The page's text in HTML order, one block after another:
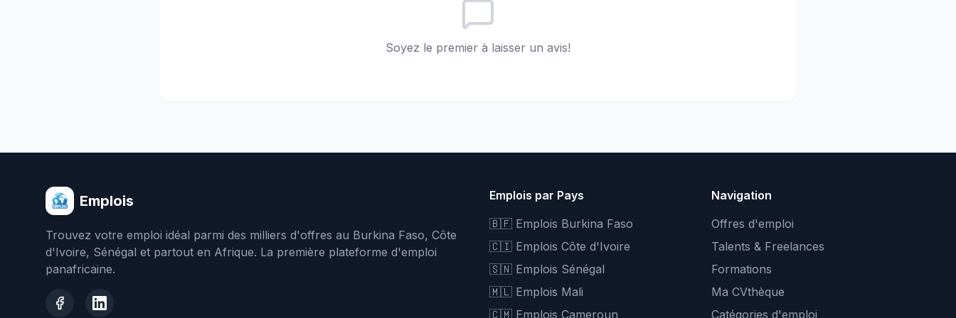
Soyez le premier à laisser un avis!
Emplois
Trouvez votre emploi idéal parmi des milliers d'offres au Burkina Faso, Côte
d'Ivoire, Sénégal et partout en Afrique. La première plateforme d'emploi
panafricaine.
Emplois par Pays
🇧🇫 Emplois Burkina Faso
🇨🇮 Emplois Côte d'Ivoire
🇸🇳 Emplois Sénégal
🇲🇱 Emplois Mali
🇨🇲 Emplois Cameroun
Navigation
Offres d'emploi
Talents & Freelances
Formations
Ma CVthèque
Catégories d'emploi